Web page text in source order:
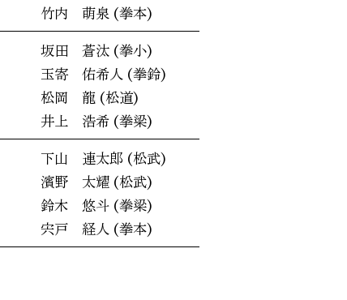
竹内 萌泉 (拳本)
坂田 蒼汰 (拳小)
玉寄 佑希人 (拳鈴)
松岡 龍 (松道)
井上 浩希 (拳梁)
下山 連太郎 (松武)
濱野 太耀 (松武)
鈴木 悠斗 (拳梁)
宍戸 経人 (拳本)